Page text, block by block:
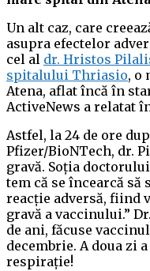
Un alt caz, care
asupra efectelor
cel al dr. Hristos
spitalului Thriasio, o
Atena, aflat încă în
ActiveNews a relatat
Astfel, la 24 de ore
Pfizer/BioNTech, dr.
gravă. Soția
tem că se încearcă să
reacție adversă, fiind
gravă a vaccinului.”
de ani, făcuse
decembrie. A doua zi
respirație!